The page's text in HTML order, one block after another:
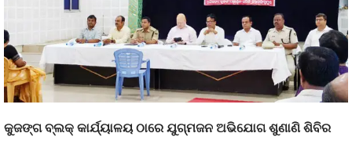
କୁଜଙ୍ଗ ବ୍ଲକ୍ କାର୍ଯ୍ୟାଳୟ ଠାରେ ଯୁଗ୍ମଜନ ଅଭିଯୋଗ ଶୁଣାଣି ଶିବିର